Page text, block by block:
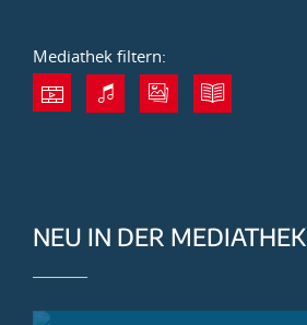
Mediathek filtern:
NEU IN DER MEDIATHEK